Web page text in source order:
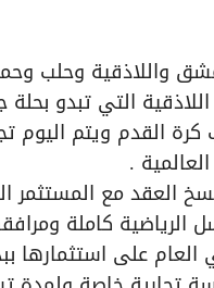
واللاذقية وحلب
التي تبدو
القدم ويتم اليوم
.
العقد مع المستثمر
وملحقاته (منشأة الباسل
العام على استثمارها